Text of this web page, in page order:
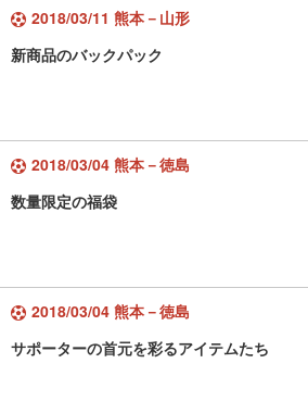
2018/03/11 熊本－山形
新商品のバックパック
2018/03/04 熊本－徳島
数量限定の福袋
2018/03/04 熊本－徳島
サポーターの首元を彩るアイテムたち